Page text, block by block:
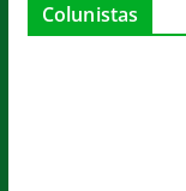
Colunistas